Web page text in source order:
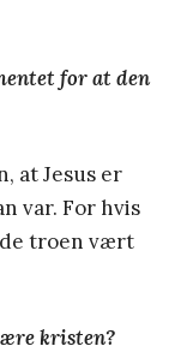
for at den
at Jesus er
var. For hvis
troen vært
kristen?